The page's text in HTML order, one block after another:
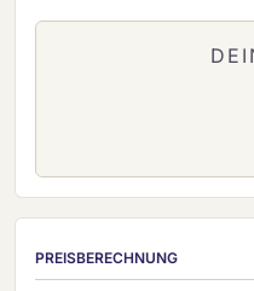
PREISBERECHNUNG